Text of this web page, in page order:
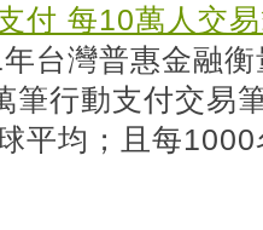
付 每10萬人交
台灣普惠金融
筆行動支付交易
平均；且每